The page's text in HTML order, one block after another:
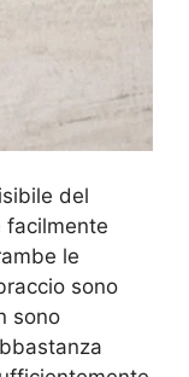
del
facilmente
le
sono
sono